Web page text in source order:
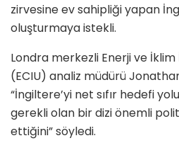
zirvesine ev sahipliği yapan
oluşturmaya istekli.
Londra merkezli Enerji ve
(ECIU) analiz müdürü
“İngiltere’yi net sıfır hedefi
gerekli olan bir dizi önemli
ettiğini” söyledi.